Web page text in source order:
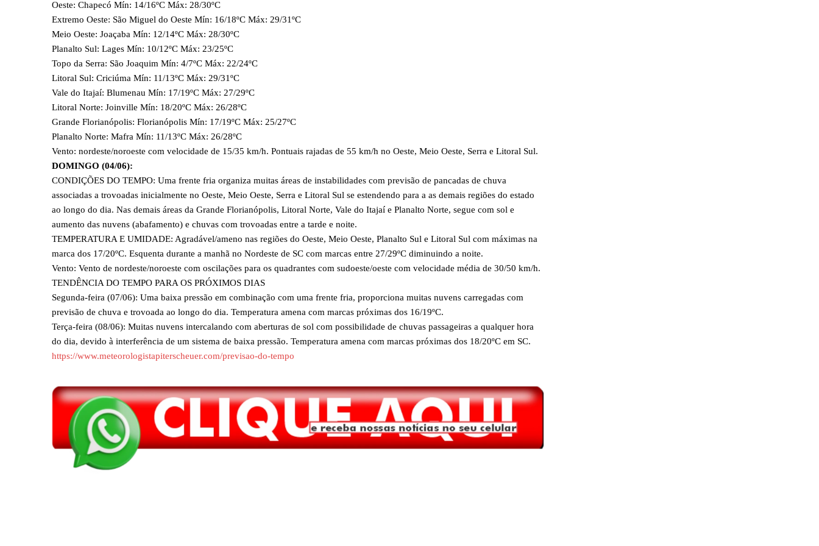
Oeste: Chapecó Mín: 14/16ºC Máx: 28/30ºC
Extremo Oeste: São Miguel do Oeste Mín: 16/18ºC Máx: 29/31ºC
Meio Oeste: Joaçaba Mín: 12/14ºC Máx: 28/30ºC
Planalto Sul: Lages Mín: 10/12ºC Máx: 23/25ºC
Topo da Serra: São Joaquim Mín: 4/7ºC Máx: 22/24ºC
Litoral Sul: Criciúma Mín: 11/13ºC Máx: 29/31ºC
Vale do Itajaí: Blumenau Mín: 17/19ºC Máx: 27/29ºC
Litoral Norte: Joinville Mín: 18/20ºC Máx: 26/28ºC
Grande Florianópolis: Florianópolis Mín: 17/19ºC Máx: 25/27ºC
Planalto Norte: Mafra Mín: 11/13ºC Máx: 26/28ºC
Vento: nordeste/noroeste com velocidade de 15/35 km/h. Pontuais rajadas de 55 km/h no Oeste, Meio Oeste, Serra e Litoral Sul.
DOMINGO (04/06):
CONDIÇÕES DO TEMPO: Uma frente fria organiza muitas áreas de instabilidades com previsão de pancadas de chuva
associadas a trovoadas inicialmente no Oeste, Meio Oeste, Serra e Litoral Sul se estendendo para a as demais regiões do estado
ao longo do dia. Nas demais áreas da Grande Florianópolis, Litoral Norte, Vale do Itajaí e Planalto Norte, segue com sol e
aumento das nuvens (abafamento) e chuvas com trovoadas entre a tarde e noite.
TEMPERATURA E UMIDADE: Agradável/ameno nas regiões do Oeste, Meio Oeste, Planalto Sul e Litoral Sul com máximas na
marca dos 17/20ºC. Esquenta durante a manhã no Nordeste de SC com marcas entre 27/29ºC diminuindo a noite.
Vento: Vento de nordeste/noroeste com oscilações para os quadrantes com sudoeste/oeste com velocidade média de 30/50 km/h.
TENDÊNCIA DO TEMPO PARA OS PRÓXIMOS DIAS
Segunda-feira (07/06): Uma baixa pressão em combinação com uma frente fria, proporciona muitas nuvens carregadas com
previsão de chuva e trovoada ao longo do dia. Temperatura amena com marcas próximas dos 16/19ºC.
Terça-feira (08/06): Muitas nuvens intercalando com aberturas de sol com possibilidade de chuvas passageiras a qualquer hora
do dia, devido à interferência de um sistema de baixa pressão. Temperatura amena com marcas próximas dos 18/20ºC em SC.
https://www.meteorologistapiterscheuer.com/previsao-do-tempo